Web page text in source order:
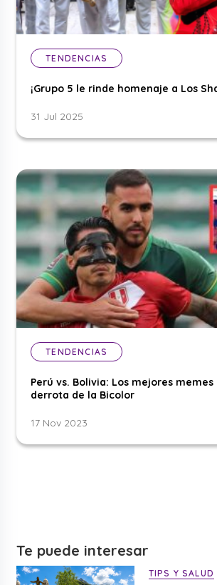
TENDENCIAS
¡Grupo 5 le rinde homenaje a Los
31 Jul 2025
TENDENCIAS
Perú vs. Bolivia: Los mejores
derrota de la Bicolor
17 Nov 2023
Te puede interesar
TIPS Y SALUD